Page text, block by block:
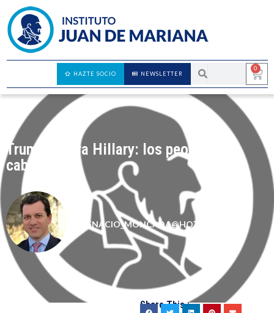
0
NEWSLETTER
HAZTE SOCIO
Trump contra Hillary: los peores a la
cabeza
IGNACIO_MONCADA@HOTMAIL.COM
Share This :